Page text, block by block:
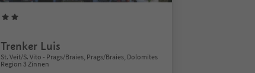
Trenker Luis
St. Veit/S. Vito - Prags/Braies, Prags/Braies, Dolomites
Region 3 Zinnen